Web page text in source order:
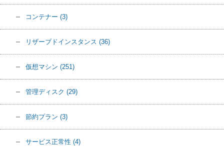
コンテナー (3)
リザーブドインスタンス (36)
仮想マシン (251)
管理ディスク (29)
節約プラン (3)
サービス正常性 (4)